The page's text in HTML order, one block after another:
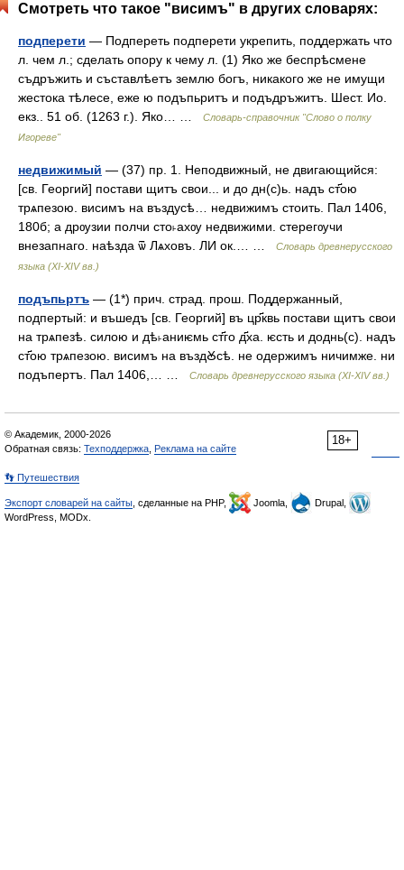
Смотреть что такое "висимъ" в других словарях:
подперети — Подпереть подперети укрепить, поддержать что
л. чем л.; сделать опору к чему л. (1) Яко же беспрѣсмене
съдръжить и съставлѣетъ землю богъ, никакого же не имущи
жестока тѣлесе, еже ю подъпьритъ и подъдръжитъ. Шест. Ио.
екз.. 51 об. (1263 г.). Яко… …
Словарь-справочник "Слово о полку
Игореве"
недвижимый — (37) пр. 1. Неподвижный, не двигающийся:
[св. Георгий] постави щитъ свои... и до дн(с)ь. надъ ст҃ою
трѧпезою. висимъ на въздусѣ… недвижимъ стоить. Пал 1406,
180б; а дрѹзии полчи сто˫ахѹ недвижими. стерегѹчи
внезапнаго. наѣзда ѿ Лѧховъ. ЛИ ок.… …
Словарь древнерусского
языка (XI-XIV вв.)
подъпьртъ — (1*) прич. страд. прош. Поддержанный,
подпертый: и въшедъ [св. Георгий] въ цр҃квь постави щитъ свои
на трѧпезѣ. силою и дѣ˫аниѥмь ст҃го д҃ха. ѥсть и доднь(с). надъ
ст҃ою трѧпезою. висимъ на въздꙊсѣ. не одержимъ ничимже. ни
подъпертъ. Пал 1406,… …
Словарь древнерусского языка (XI-XIV вв.)
18+
© Академик, 2000-2026
Обратная связь: Техподдержка Реклама на сайте
👣 Путешествия
Экспорт словарей на сайты , сделанные на PHP, Joomla,
Drupal,
WordPress, MODx.